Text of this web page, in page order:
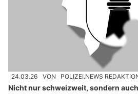
24.03.26 VON POLIZEI.NEWS
Nicht nur schweizweit, sondern